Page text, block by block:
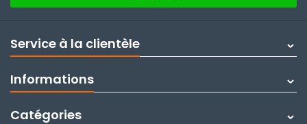
Service à la clientèle
Informations
Catégories